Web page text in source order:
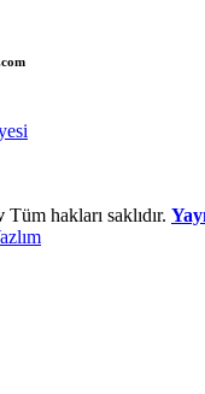
Tüm hakları saklıdır.